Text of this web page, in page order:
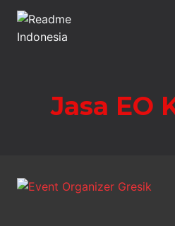
Skip
content
Jasa EO